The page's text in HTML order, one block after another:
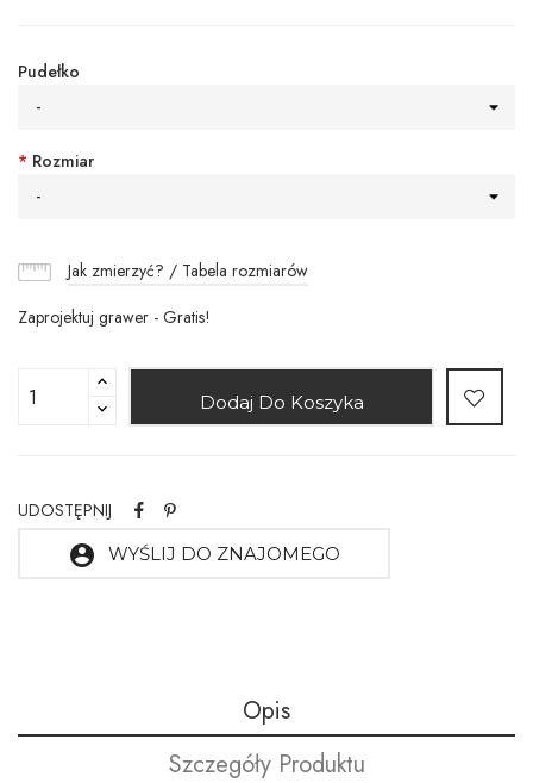
Pudełko
-
* Rozmiar
-
Jak zmierzyć? / Tabela rozmiarów
Zaprojektuj grawer - Gratis!
Dodaj Do Koszyka
UDOSTĘPNIJ
account_circle WYŚLIJ DO ZNAJOMEGO
Opis
Szczegóły Produktu